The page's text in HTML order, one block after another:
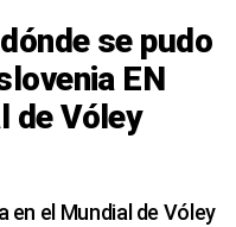
se pudo
EN
de Vóley
el Mundial de Vóley